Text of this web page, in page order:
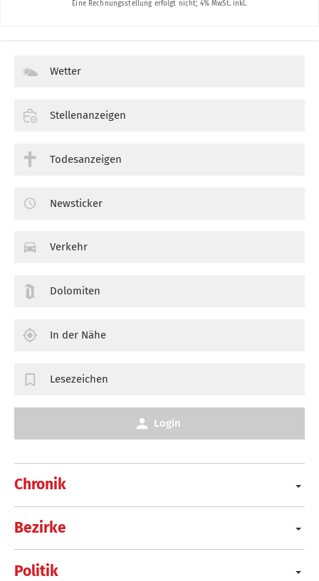
Chronik
Bezirke
Politik
Wetter
Stellenanzeigen
Todesanzeigen
Newsticker
Verkehr
Dolomiten
In der Nähe
Lesezeichen
Login